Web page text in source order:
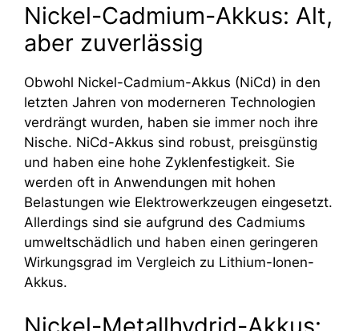
Nickel-Cadmium-Akkus: Alt,
aber zuverlässig
Obwohl Nickel-Cadmium-Akkus (NiCd) in den
letzten Jahren von moderneren Technologien
verdrängt wurden, haben sie immer noch ihre
Nische. NiCd-Akkus sind robust, preisgünstig
und haben eine hohe Zyklenfestigkeit. Sie
werden oft in Anwendungen mit hohen
Belastungen wie Elektrowerkzeugen eingesetzt.
Allerdings sind sie aufgrund des Cadmiums
umweltschädlich und haben einen geringeren
Wirkungsgrad im Vergleich zu Lithium-Ionen-
Akkus.